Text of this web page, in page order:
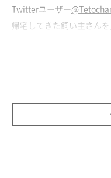
Twitterユーザー
帰宅してきた飼い主さん
全